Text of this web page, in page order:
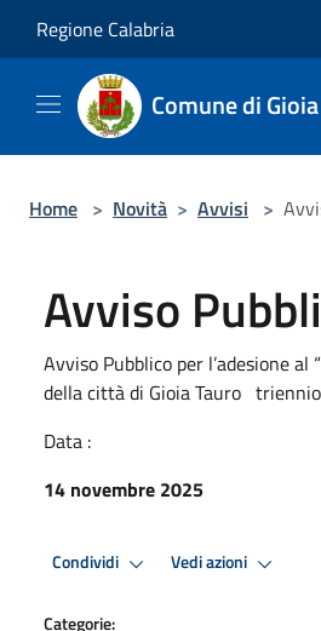
Regione Calabria
Comune di
Home > Novità > Avvisi >
Avviso
Avviso Pubblico per l’adesione
della città di Gioia Tauro
Data :
14 novembre 2025
Condividi Vedi azioni
Categorie: